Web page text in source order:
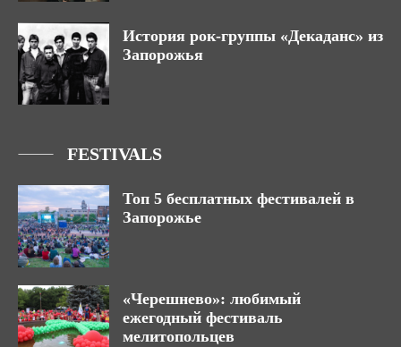
История рок-группы «Декаданс» из
Запорожья
FESTIVALS
Топ 5 бесплатных фестивалей в
Запорожье
«Черешнево»: любимый
ежегодный фестиваль
мелитопольцев